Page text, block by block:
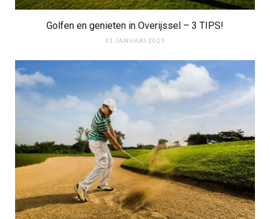
Golfen en genieten in Overijssel – 3 TIPS!
31 JANUARI 2025